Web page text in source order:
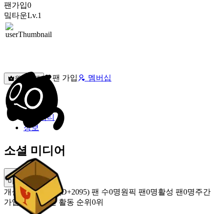
팬가입0
밐타운Lv.1
원픽선택 팬 가입 멤버십
밐타운
피드
커뮤니티
정보
소셜 미디어
미밐 공유
개설 2020.11.11 (D+2095) 팬 수0명원픽 팬0명활성 팬0명주간
가입 팬 0명주간 활동 순위 0위